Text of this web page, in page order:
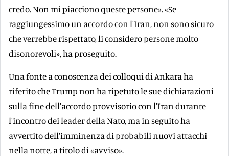
credo. Non mi piacciono queste persone». «Se
raggiungessimo un accordo con l'Iran, non sono sicuro
che verrebbe rispettato, li considero persone molto
disonorevoli», ha proseguito.
Una fonte a conoscenza dei colloqui di Ankara ha
riferito che Trump non ha ripetuto le sue dichiarazioni
sulla fine dell'accordo provvisorio con l'Iran durante
l'incontro dei leader della Nato, ma in seguito ha
avvertito dell'imminenza di probabili nuovi attacchi
nella notte, a titolo di «avviso».